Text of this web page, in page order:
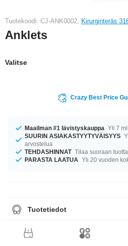
Tuotekoodi: CJ-ANK0002, Kirurginteräs
Anklets
Valitse
Crazy Best Price
Maailman #1 lävistyskauppa Yli 7
SUURIN ASIAKASTYYTYVÄISYYS
arvostelua
TEHDASHINNAT Tilaa suoraan
PARASTA LAATUA Yli 20 vuoden
Tuotetiedot